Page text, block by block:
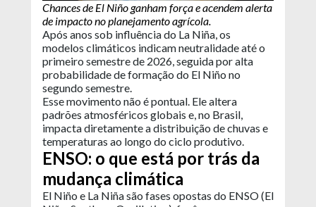
Chances de El Niño ganham força e acendem alerta
de impacto no planejamento agrícola.
Após anos sob influência do La Niña, os
modelos climáticos indicam neutralidade até o
primeiro semestre de 2026, seguida por alta
probabilidade de formação do El Niño no
segundo semestre.
Esse movimento não é pontual. Ele altera
padrões atmosféricos globais e, no Brasil,
impacta diretamente a distribuição de chuvas e
temperaturas ao longo do ciclo produtivo.
ENSO: o que está por trás da
mudança climática
El Niño e La Niña são fases opostas do ENSO (El